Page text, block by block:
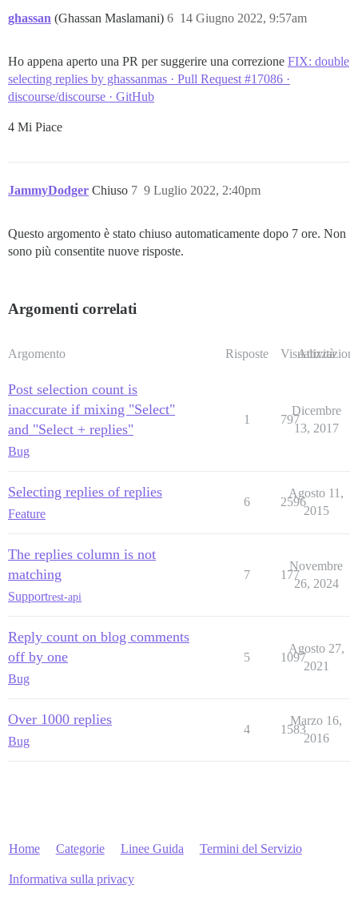
ghassan (Ghassan Maslamani) 14 Giugno 2022, 9:57am
6
Ho appena aperto una PR per suggerire una correzione FIX: double
selecting replies by ghassanmas · Pull Request #17086 ·
discourse/discourse · GitHub
4 Mi Piace
JammyDodger Chiuso 9 Luglio 2022, 2:40pm
7
Questo argomento è stato chiuso automaticamente dopo 7 ore. Non
sono più consentite nuove risposte.
Argomenti correlati
Argomento Risposte Visualizzazioni
Attività
Post selection count is
inaccurate if mixing "Select"
and "Select + replies"
Bug
1 797
Dicembre
13, 2017
Selecting replies of replies
Feature
6 2596
Agosto 11,
2015
The replies column is not
matching
Supportrest-api
7 177
Novembre
26, 2024
Reply count on blog comments
off by one
Bug
5 1097
Agosto 27,
2021
Over 1000 replies
Bug
4 1583
Marzo 16,
2016
Home Categorie Linee Guida Termini del Servizio
Informativa sulla privacy